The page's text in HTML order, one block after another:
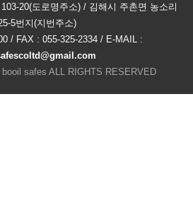
20(도로명주소) / 김해시 주촌면 농소리
5번지(지번주소)
/ FAX : 055-325-2334 / E-MAIL :
safes ALL RIGHTS RESERVED